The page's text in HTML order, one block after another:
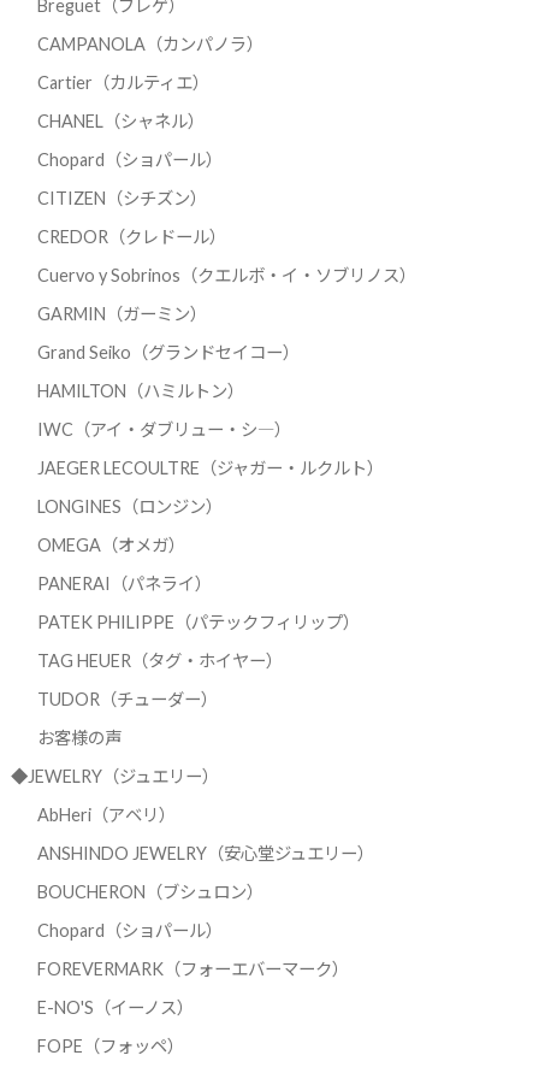
Breguet（ブレゲ）
CAMPANOLA（カンパノラ）
Cartier（カルティエ）
CHANEL（シャネル）
Chopard（ショパール）
CITIZEN（シチズン）
CREDOR（クレドール）
Cuervo y Sobrinos（クエルボ・イ・ソブリノス）
GARMIN（ガーミン）
Grand Seiko（グランドセイコー）
HAMILTON（ハミルトン）
IWC（アイ・ダブリュー・シ―）
JAEGER LECOULTRE（ジャガー・ルクルト）
LONGINES（ロンジン）
OMEGA（オメガ）
PANERAI（パネライ）
PATEK PHILIPPE（パテックフィリップ）
TAG HEUER（タグ・ホイヤー）
TUDOR（チューダー）
お客様の声
◆JEWELRY（ジュエリー）
AbHeri（アベリ）
ANSHINDO JEWELRY（安心堂ジュエリー）
BOUCHERON（ブシュロン）
Chopard（ショパール）
FOREVERMARK（フォーエバーマーク）
E-NO'S（イーノス）
FOPE（フォッペ）